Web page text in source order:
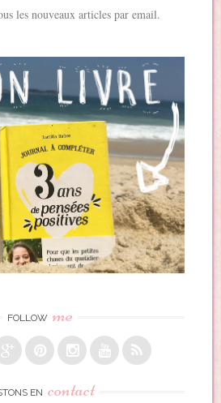
les nouveaux articles par email.
FOLLOW me
EN contact